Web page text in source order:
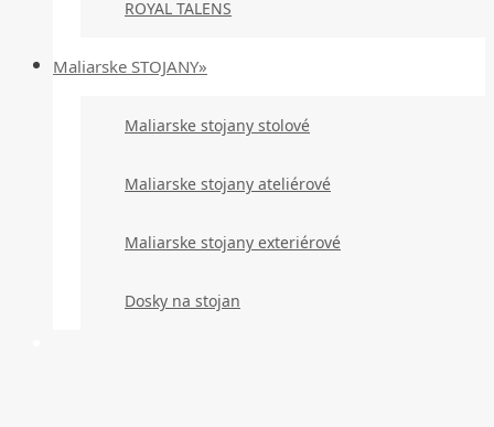
ROYAL TALENS
Maliarske STOJANY»
Maliarske stojany stolové
Maliarske stojany ateliérové
Maliarske stojany exteriérové
Dosky na stojan